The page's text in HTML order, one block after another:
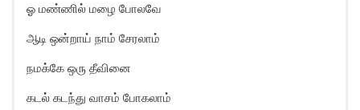
ஓ மண்ணில் மழை போலவே
ஆடி ஒன்றாய் நாம் சேரலாம்
நமக்கே ஒரு தீவினை
கடல் கடந்து வாசம் போகலாம்